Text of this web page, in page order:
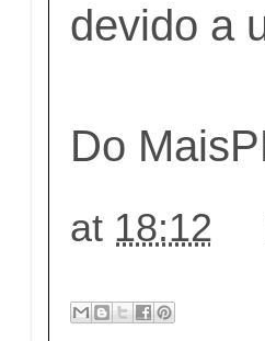
devido a
Do
at 18:12